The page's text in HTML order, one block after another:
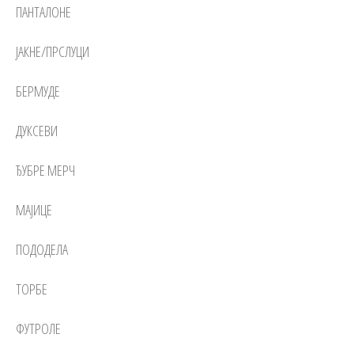
ПАНТАЛОНЕ
ЈАКНЕ/ПРСЛУЦИ
БЕРМУДЕ
ДУКСЕВИ
ЂУБРЕ МЕРЧ
МАЈИЦЕ
ПОДОДЕЛА
ТОРБЕ
ФУТРОЛЕ